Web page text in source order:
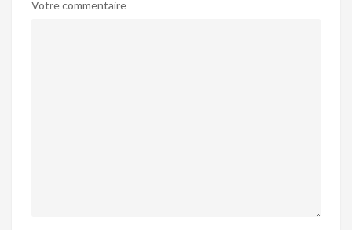
Votre commentaire